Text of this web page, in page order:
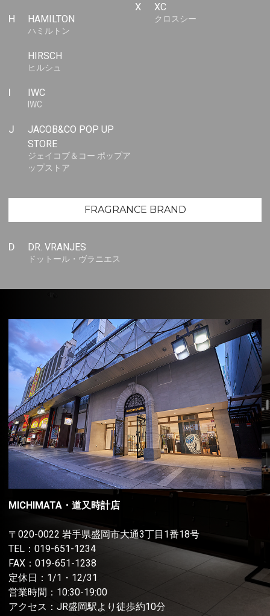
H HAMILTON
ハミルトン
HIRSCH
ヒルシュ
IWC
IWC
J
JACOB&CO POP UP
STORE
ジェイコブ＆コー ポップア
ップストア
X XC
クロスシー
FRAGRANCE BRAND
D DR. VRANJES
ドットール・ヴラニエス
MICHIMATA・道又時計店
〒020-0022 岩手県盛岡市大通3丁目1番18号
TEL： 019-651-1234
FAX：019-651-1238
定休日：1/1・12/31
営業時間：10:30-19:00
アクセス：JR盛岡駅より徒歩約10分